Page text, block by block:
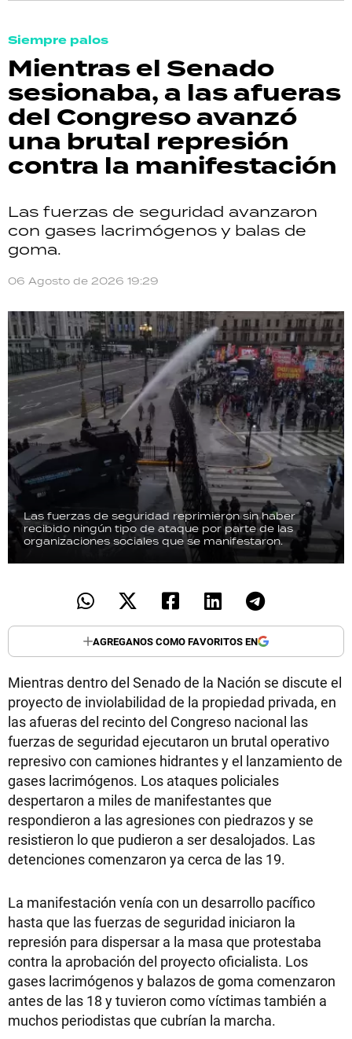
Siempre palos
Mientras el Senado
sesionaba, a las afueras
del Congreso avanzó
una brutal represión
contra la manifestación
Las fuerzas de seguridad avanzaron
con gases lacrimógenos y balas de
goma.
06 Agosto de 2026 19:29
Las fuerzas de seguridad reprimieron sin haber
recibido ningún tipo de ataque por parte de las
organizaciones sociales que se manifestaron.
AGREGANOS COMO FAVORITOS EN
Mientras dentro del Senado de la Nación se discute el
proyecto de inviolabilidad de la propiedad privada, en
las afueras del recinto del Congreso nacional las
fuerzas de seguridad ejecutaron un brutal operativo
represivo con camiones hidrantes y el lanzamiento de
gases lacrimógenos. Los ataques policiales
despertaron a miles de manifestantes que
respondieron a las agresiones con piedrazos y se
resistieron lo que pudieron a ser desalojados. Las
detenciones comenzaron ya cerca de las 19.
La manifestación venía con un desarrollo pacífico
hasta que las fuerzas de seguridad iniciaron la
represión para dispersar a la masa que protestaba
contra la aprobación del proyecto oficialista. Los
gases lacrimógenos y balazos de goma comenzaron
antes de las 18 y tuvieron como víctimas también a
muchos periodistas que cubrían la marcha.